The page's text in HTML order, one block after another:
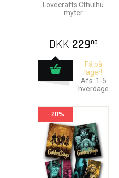
Lovecrafts Cthulhu
myter
DKK 22900
Få på
lager!
Afs.:1-5
hverdage
- 20%